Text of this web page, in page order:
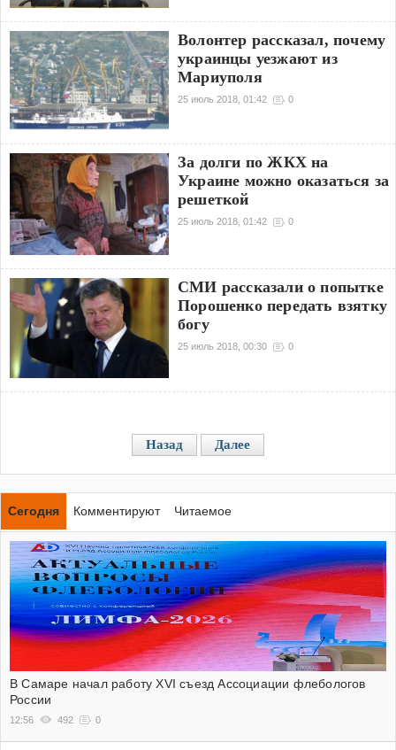
Волонтер рассказал, почему
украинцы уезжают из
Мариуполя
25 июль 2018, 01:42 0
За долги по ЖКХ на
Украине можно оказаться за
решеткой
25 июль 2018, 01:42 0
СМИ рассказали о попытке
Порошенко передать взятку
богу
25 июль 2018, 00:30 0
Назад Далее
Сегодня Комментируют Читаемое
В Самаре начал работу XVI съезд Ассоциации флебологов
России
12:56 492 0